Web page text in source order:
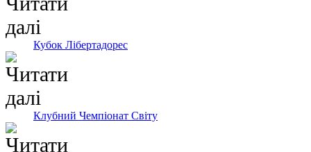
Кубок Лібертадорес
Клубний Чемпіонат Світу